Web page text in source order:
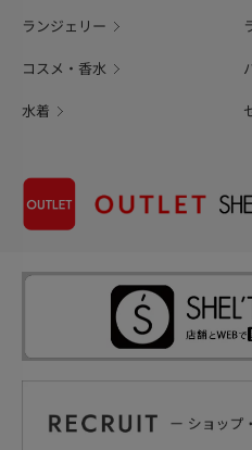
ランジェリー
コスメ・香水
水着